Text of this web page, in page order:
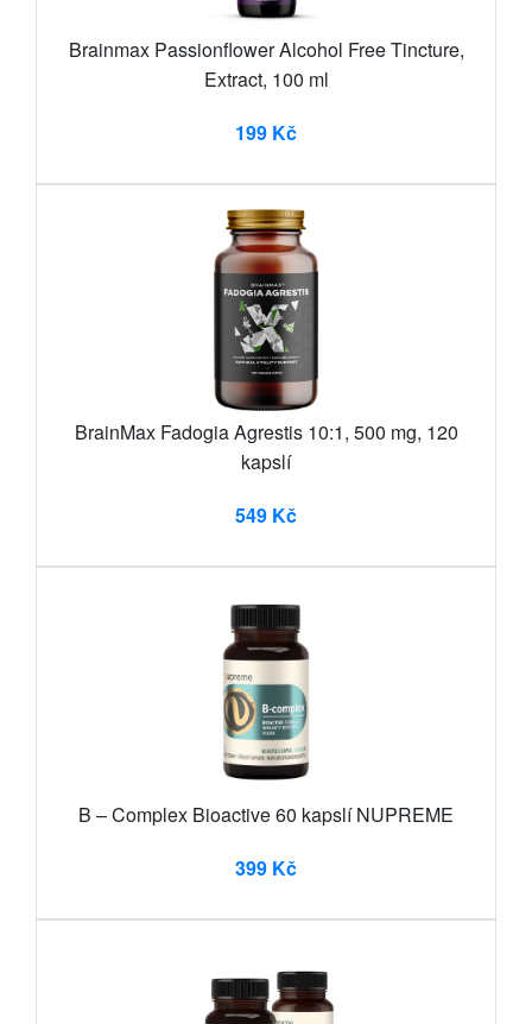
Brainmax Passionflower Alcohol Free Tincture,
Extract, 100 ml
199 Kč
BrainMax Fadogia Agrestis 10:1, 500 mg, 120
kapslí
549 Kč
B – Complex Bioactive 60 kapslí NUPREME
399 Kč